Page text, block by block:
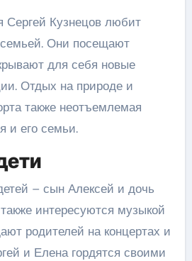
Сергей Кузнецов любит
Они посещают
для себя новые
Отдых на природе и
также неотъемлемая
и его семьи.
– сын Алексей и дочь
интересуются музыкой
родителей на концертах и
и Елена гордятся своими